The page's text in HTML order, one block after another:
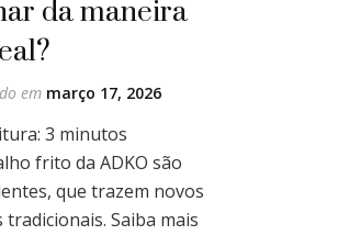
em março 17, 2026
3 minutos
frito da ADKO são
que trazem novos
Saiba mais